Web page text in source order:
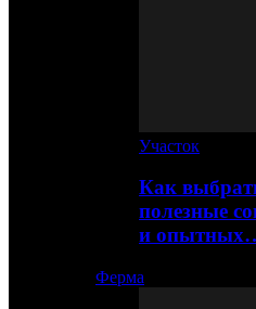
Участок
Как
полезные
и
Ферма